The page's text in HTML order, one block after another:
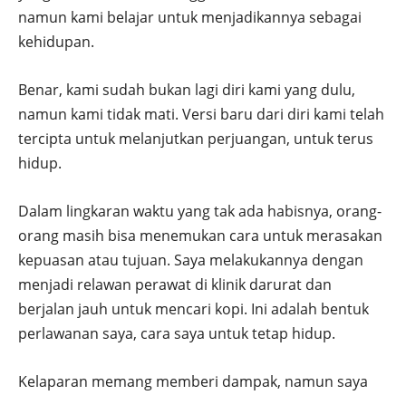
namun kami belajar untuk menjadikannya sebagai
kehidupan.
Benar, kami sudah bukan lagi diri kami yang dulu,
namun kami tidak mati. Versi baru dari diri kami telah
tercipta untuk melanjutkan perjuangan, untuk terus
hidup.
Dalam lingkaran waktu yang tak ada habisnya, orang-
orang masih bisa menemukan cara untuk merasakan
kepuasan atau tujuan. Saya melakukannya dengan
menjadi relawan perawat di klinik darurat dan
berjalan jauh untuk mencari kopi. Ini adalah bentuk
perlawanan saya, cara saya untuk tetap hidup.
Kelaparan memang memberi dampak, namun saya